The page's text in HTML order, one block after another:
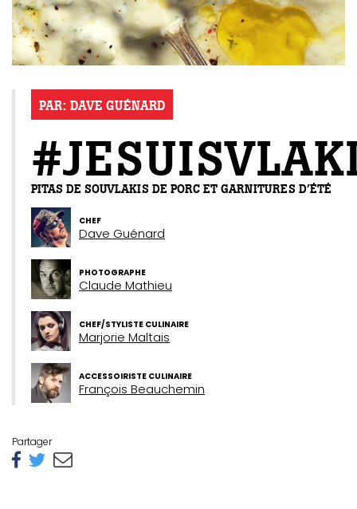
PAR: DAVE GUÉNARD
PITAS DE SOUVLAKIS DE PORC ET GARNITURES D’ÉTÉ
CHEF
Dave Guénard
PHOTOGRAPHE
Claude Mathieu
CHEF/STYLISTE CULINAIRE
Marjorie Maltais
ACCESSOIRISTE CULINAIRE
François Beauchemin
Partager